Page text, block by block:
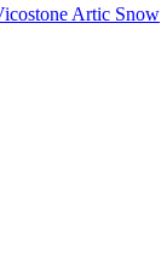
Artic Snow